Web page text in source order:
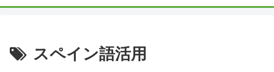
スペイン語活用